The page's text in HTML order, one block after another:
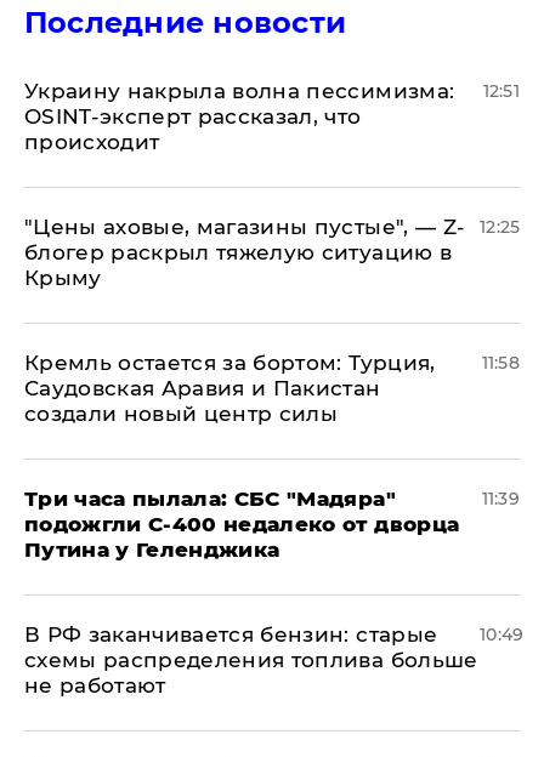
Последние новости
​Украину накрыла волна пессимизма:
OSINT-эксперт рассказал, что
происходит
12:51
​"Цены аховые, магазины пустые", — Z-
блогер раскрыл тяжелую ситуацию в
Крыму
12:25
​Кремль остается за бортом: Турция,
Саудовская Аравия и Пакистан
создали новый центр силы
11:58
Три часа пылала: СБС "Мадяра"
подожгли С-400 недалеко от дворца
Путина у Геленджика
11:39
​В РФ заканчивается бензин: старые
схемы распределения топлива больше
не работают
10:49